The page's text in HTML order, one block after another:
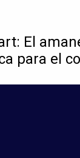
El
para el